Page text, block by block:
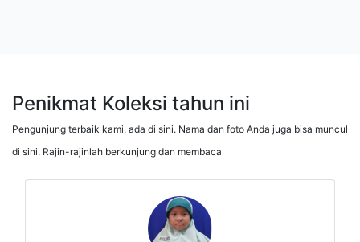
Penikmat Koleksi tahun ini
Pengunjung terbaik kami, ada di sini. Nama dan foto Anda juga bisa muncul
di sini. Rajin-rajinlah berkunjung dan membaca